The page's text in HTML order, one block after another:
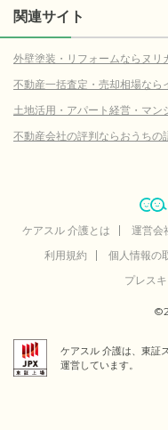
関連サイト
外壁塗装・リフォームならヌリ
不動産一括査定・売却相場なら
土地活用・アパート経営・マン
不動産会社の評判ならおうちの
ケアスル 介護とは 運営会
利用規約
個人情報の
プレスキ
ケアスル 介護は、東証
運営しています。